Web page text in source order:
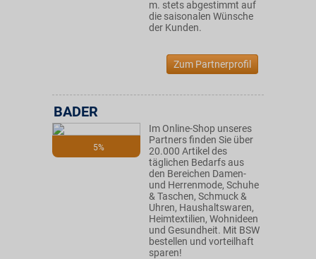
m. stets abgestimmt auf
die saisonalen Wünsche
der Kunden.
Zum Partnerprofil
5%
BADER
Im Online-Shop unseres
Partners finden Sie über
20.000 Artikel des
täglichen Bedarfs aus
den Bereichen Damen-
und Herrenmode, Schuhe
& Taschen, Schmuck &
Uhren, Haushaltswaren,
Heimtextilien, Wohnideen
und Gesundheit. Mit BSW
bestellen und vorteilhaft
sparen!